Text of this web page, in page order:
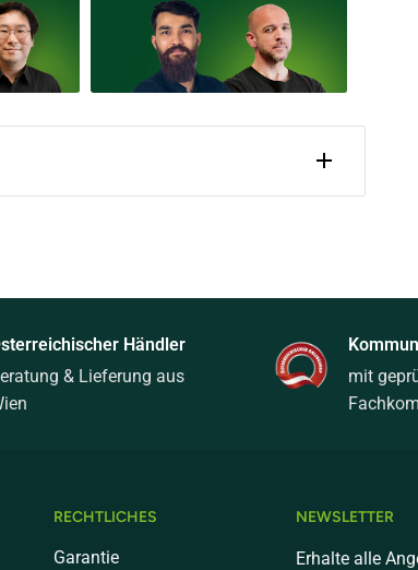
Händler
& Lieferung aus
mit
RECHTLICHES
Garantie
NEWSLETTER
Erhalte alle